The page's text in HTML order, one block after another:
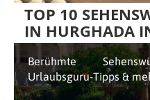
TOP 10
IN HURGHADA
Berühmte
Urlaubsguru-Tipps &